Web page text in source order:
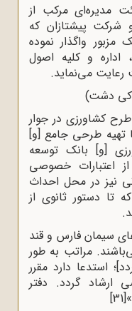
مدیره‌ای مرکب از
شرکت پیشتازان که
واگذار نمود‌ه
اداره و کلیه اصول
رعایت می‌‌نماید.
دشت)
کشاورزی در جوار
تهیه طرحی جامع [و]
[و] بانک توسعه
اعتبارات خصوصی
نیز در محل احداث
تا دستور ثانوی از
سیمان فارس و قند
مراتب به طور
استدعا دارد مقرر
ارشاد گردد. دفتر
[31]